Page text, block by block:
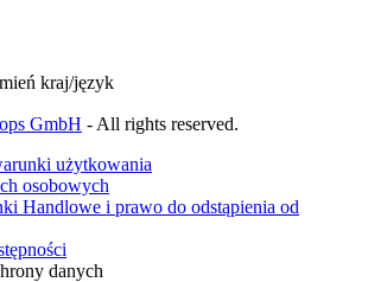
kraj/język
GmbH - All rights reserved.
użytkowania
osobowych
Handlowe i prawo do odstąpienia od
danych